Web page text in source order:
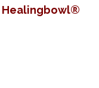
Healingbowl®